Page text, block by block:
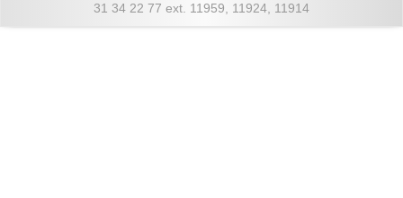
31 34 22 77 ext. 11959, 11924, 11914